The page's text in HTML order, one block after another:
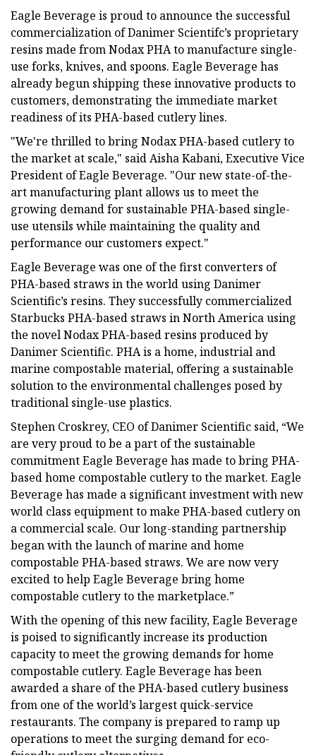
Eagle Beverage is proud to announce the successful
commercialization of Danimer Scientifc’s proprietary
resins made from Nodax PHA to manufacture single-
use forks, knives, and spoons. Eagle Beverage has
already begun shipping these innovative products to
customers, demonstrating the immediate market
readiness of its PHA-based cutlery lines.
"We're thrilled to bring Nodax PHA-based cutlery to
the market at scale," said Aisha Kabani, Executive Vice
President of Eagle Beverage. "Our new state-of-the-
art manufacturing plant allows us to meet the
growing demand for sustainable PHA-based single-
use utensils while maintaining the quality and
performance our customers expect."
Eagle Beverage was one of the first converters of
PHA-based straws in the world using Danimer
Scientific’s resins. They successfully commercialized
Starbucks PHA-based straws in North America using
the novel Nodax PHA-based resins produced by
Danimer Scientific. PHA is a home, industrial and
marine compostable material, offering a sustainable
solution to the environmental challenges posed by
traditional single-use plastics.
Stephen Croskrey, CEO of Danimer Scientific said, “We
are very proud to be a part of the sustainable
commitment Eagle Beverage has made to bring PHA-
based home compostable cutlery to the market. Eagle
Beverage has made a significant investment with new
world class equipment to make PHA-based cutlery on
a commercial scale. Our long-standing partnership
began with the launch of marine and home
compostable PHA-based straws. We are now very
excited to help Eagle Beverage bring home
compostable cutlery to the marketplace.”
With the opening of this new facility, Eagle Beverage
is poised to significantly increase its production
capacity to meet the growing demands for home
compostable cutlery. Eagle Beverage has been
awarded a share of the PHA-based cutlery business
from one of the world’s largest quick-service
restaurants. The company is prepared to ramp up
operations to meet the surging demand for eco-